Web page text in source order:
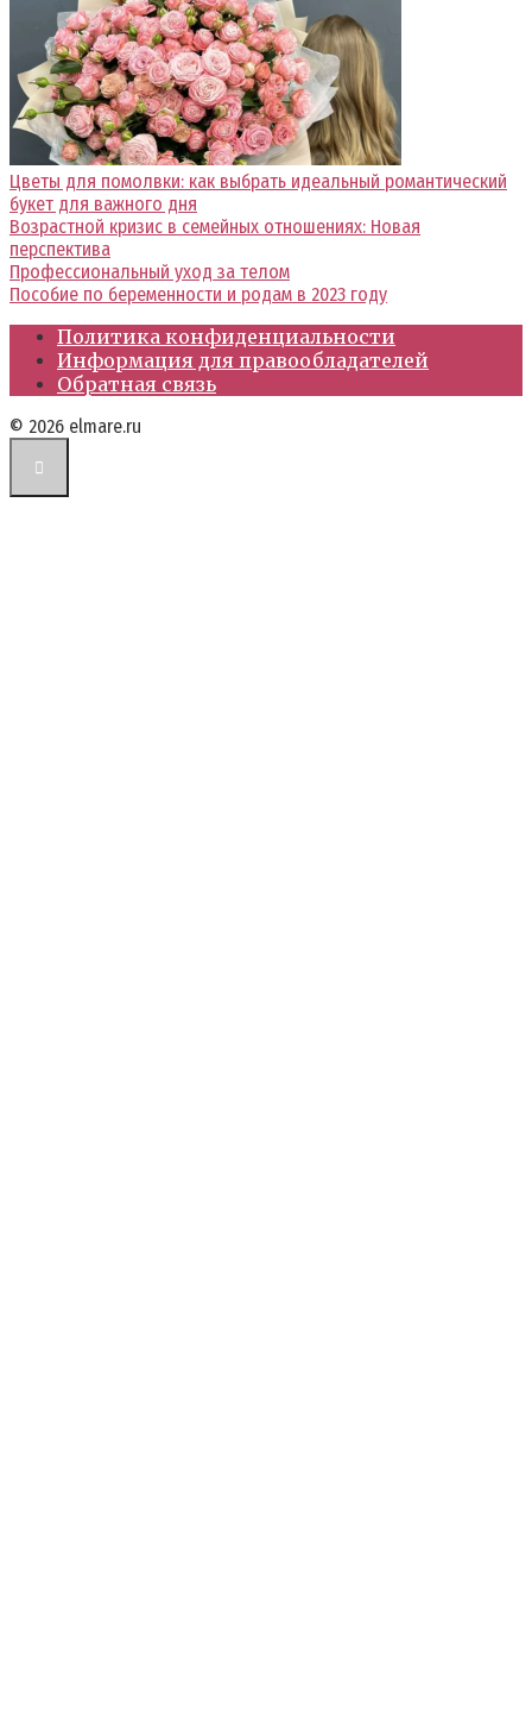
Цветы для помолвки: как выбрать идеальный романтический
букет для важного дня
Возрастной кризис в семейных отношениях: Новая
перспектива
Профессиональный уход за телом
Пособие по беременности и родам в 2023 году
Политика конфиденциальности
Информация для правообладателей
Обратная связь
© 2026 elmare.ru